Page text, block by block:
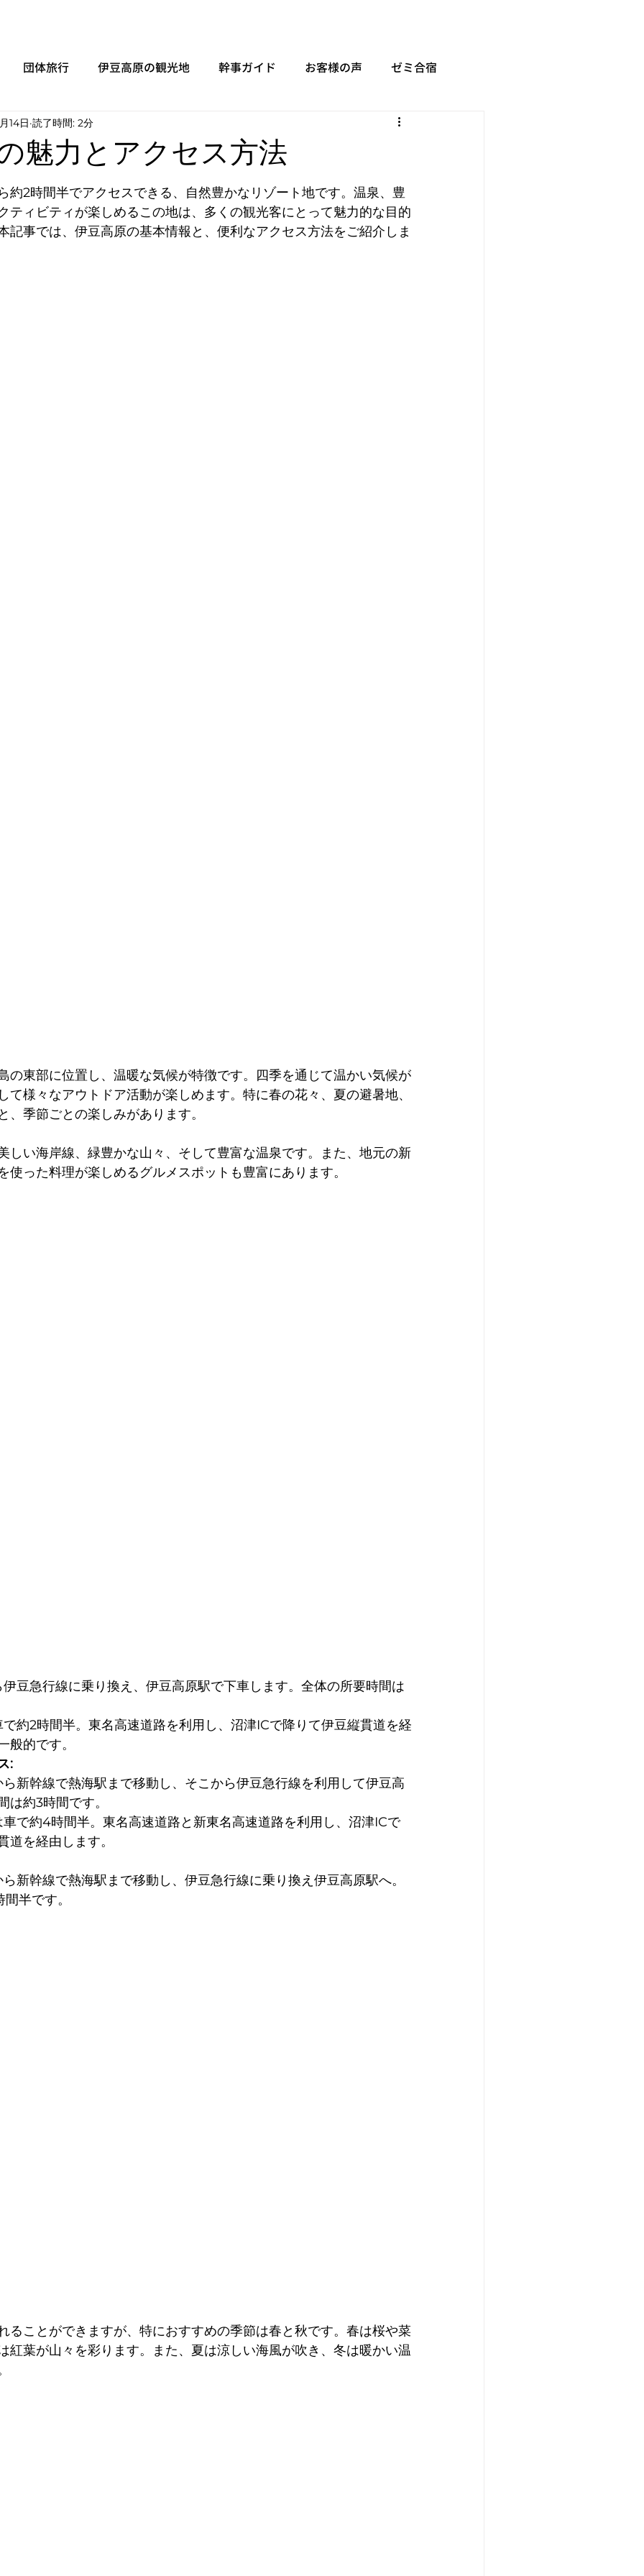
団体旅行 伊豆高原の観光地 幹事ガイド お客様の声 ゼミ合宿
魅力とアクセス方法
14日 読了時間: 2分
約2時間半でアクセスできる、自然豊かなリゾート地です。温泉、豊
ティビティが楽しめるこの地は、多くの観光客にとって魅力的な目的
記事では、伊豆高原の基本情報と、便利なアクセス方法をご紹介しま
の東部に位置し、温暖な気候が特徴です。四季を通じて温かい気候が
て様々なアウトドア活動が楽しめます。特に春の花々、夏の避暑地、
、季節ごとの楽しみがあります。
しい海岸線、緑豊かな山々、そして豊富な温泉です。また、地元の新
使った料理が楽しめるグルメスポットも豊富にあります。
豆急行線に乗り換え、伊豆高原駅で下車します。全体の所要時間は
約2時間半。東名高速道路を利用し、沼津ICで降りて伊豆縦貫道を経
般的です。
:
新幹線で熱海駅まで移動し、そこから伊豆急行線を利用して伊豆高
は約3時間です。
で約4時間半。東名高速道路と新東名高速道路を利用し、沼津ICで
道を経由します。
新幹線で熱海駅まで移動し、伊豆急行線に乗り換え伊豆高原駅へ。
半です。
ることができますが、特におすすめの季節は春と秋です。春は桜や菜
紅葉が山々を彩ります。また、夏は涼しい海風が吹き、冬は暖かい温